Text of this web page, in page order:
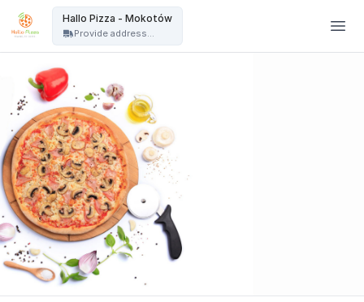
Hallo Pizza - Mokotów
Provide address...